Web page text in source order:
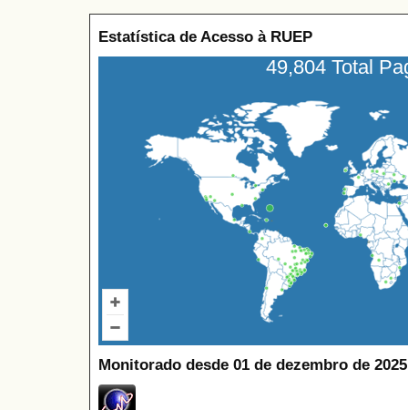
Estatística de Acesso à RUEP
49,804 Total
Monitorado desde 01 de dezembro de